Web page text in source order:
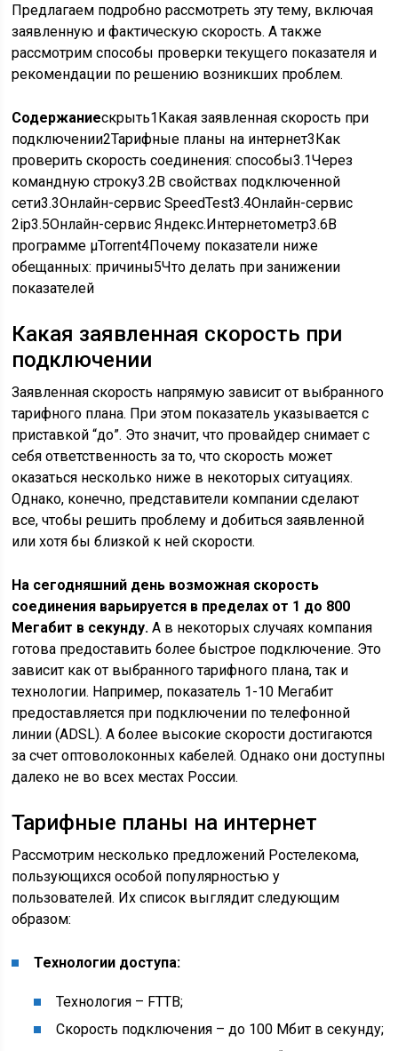
Предлагаем подробно рассмотреть эту тему, включая
заявленную и фактическую скорость. А также
рассмотрим способы проверки текущего показателя и
рекомендации по решению возникших проблем.
Содержаниескрыть1Какая заявленная скорость при
подключении2Тарифные планы на интернет3Как
проверить скорость соединения: способы3.1Через
командную строку3.2В свойствах подключенной
сети3.3Онлайн-сервис SpeedTest3.4Онлайн-сервис
2ip3.5Онлайн-сервис Яндекс.Интернетометр3.6В
программе μTorrent4Почему показатели ниже
обещанных: причины5Что делать при занижении
показателей
Какая заявленная скорость при
подключении
Заявленная скорость напрямую зависит от выбранного
тарифного плана. При этом показатель указывается с
приставкой “до”. Это значит, что провайдер снимает с
себя ответственность за то, что скорость может
оказаться несколько ниже в некоторых ситуациях.
Однако, конечно, представители компании сделают
все, чтобы решить проблему и добиться заявленной
или хотя бы близкой к ней скорости.
На сегодняшний день возможная скорость
соединения варьируется в пределах от 1 до 800
Мегабит в секунду. А в некоторых случаях компания
готова предоставить более быстрое подключение. Это
зависит как от выбранного тарифного плана, так и
технологии. Например, показатель 1-10 Мегабит
предоставляется при подключении по телефонной
линии (ADSL). А более высокие скорости достигаются
за счет оптоволоконных кабелей. Однако они доступны
далеко не во всех местах России.
Тарифные планы на интернет
Рассмотрим несколько предложений Ростелекома,
пользующихся особой популярностью у
пользователей. Их список выглядит следующим
образом:
Технологии доступа:
Технология – FTTB;
Скорость подключения – до 100 Мбит в секунду;